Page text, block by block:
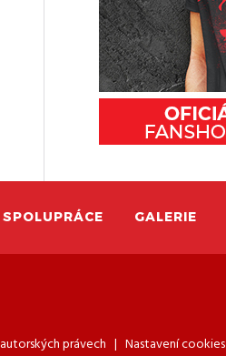
SPOLUPRÁCE GALERIE
autorských právech | Nastavení cookies